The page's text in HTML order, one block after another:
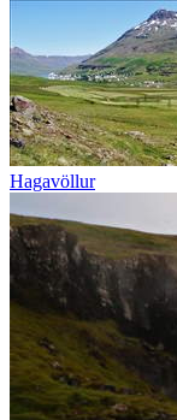
Hagavöllur